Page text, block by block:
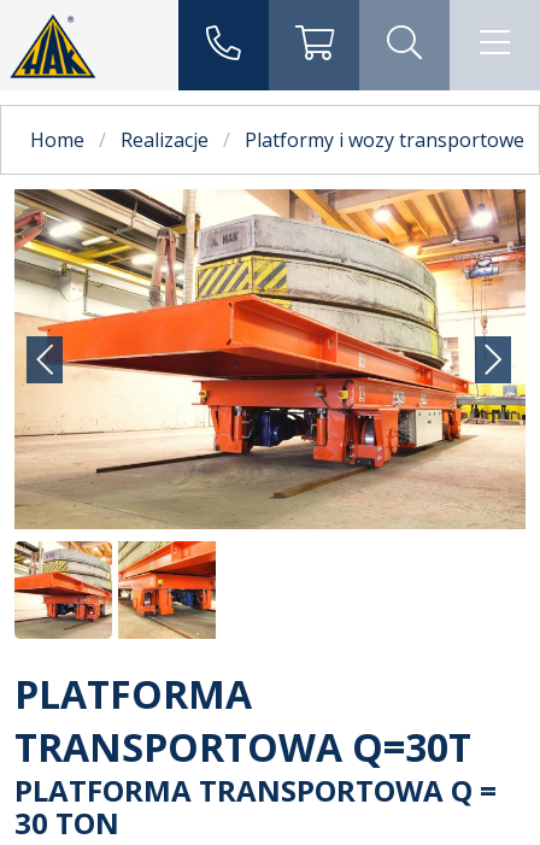
Home Realizacje Platformy i wozy transportowe
PLATFORMA
TRANSPORTOWA Q=30T
PLATFORMA TRANSPORTOWA Q =
30 TON